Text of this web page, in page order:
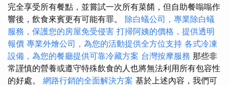
完全享受所有餐點，並嘗試一次所有菜餚，但自助餐嗡嗡作
響後，飲食來賓更有可能有罪。 除白蟻公司，專業除白蟻
服務，保護您的房屋免受侵害 打掃阿姨的價格，提供透明
報價 專業外燴公司，為您的活動提供全方位支持 各式冷凍
設備，為您的餐廳提供可靠冷藏方案 台灣按摩服務 那些非
常謹慎的營養或遵守特殊飲食的人也將無法利用所有包容性
的好處。 網路行銷的全面解決方案 基於上述內容，我們可